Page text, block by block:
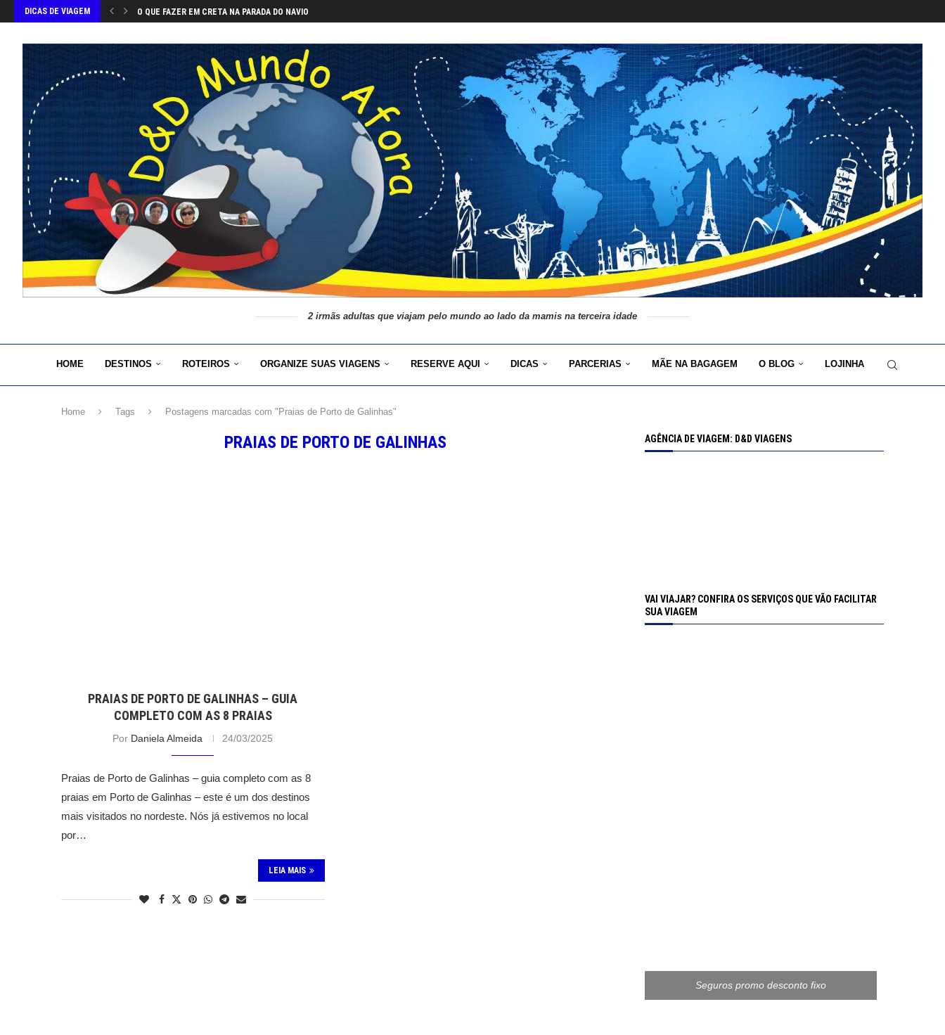
DICAS DE VIAGEM O QUE FAZER EM CRETA NA PARADA DO NAVIO
2 irmãs adultas que viajam pelo mundo ao lado da mamis na terceira idade
HOME DESTINOS ROTEIROS ORGANIZE SUAS VIAGENS RESERVE AQUI DICAS PARCERIAS MÃE NA BAGAGEM O BLOG LOJINHA
Home Tags Postagens marcadas com "Praias de Porto de Galinhas"
PRAIAS DE PORTO DE GALINHAS
PRAIAS DE PORTO DE GALINHAS – GUIA
COMPLETO COM AS 8 PRAIAS
Por Daniela Almeida 24/03/2025
Praias de Porto de Galinhas – guia completo com as 8
praias em Porto de Galinhas – este é um dos destinos
mais visitados no nordeste. Nós já estivemos no local
por…
LEIA MAIS
AGÊNCIA DE VIAGEM: D&D VIAGENS
VAI VIAJAR? CONFIRA OS SERVIÇOS QUE VÃO FACILITAR
SUA VIAGEM
Seguros promo desconto fixo